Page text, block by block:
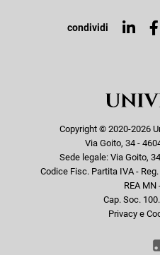
Top
condividi
Copyright © 2020-2026
Via Goito, 34 -
Sede legale: Via Goito,
Codice Fisc. Partita IVA -
REA MN
Cap. Soc.
Privacy e